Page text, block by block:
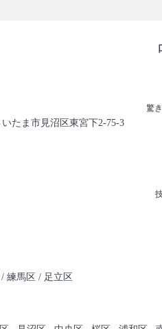
いたま市見沼区東宮下2-75-3
練馬区 / 足立区